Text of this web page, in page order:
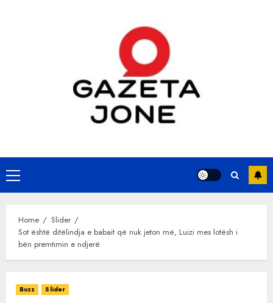
Primary
Menu
Home
Slider
Sot është ditëlindja e babait që nuk jeton më, Luizi mes lotësh i
bën premtimin e ndjerë
Buzz Slider